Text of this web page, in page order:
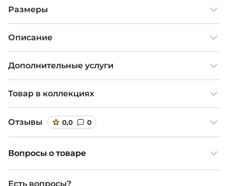
Размеры
Описание
Дополнительные услуги
Товар в коллекциях
Отзывы 0,0 0
Вопросы о товаре
Есть вопросы?